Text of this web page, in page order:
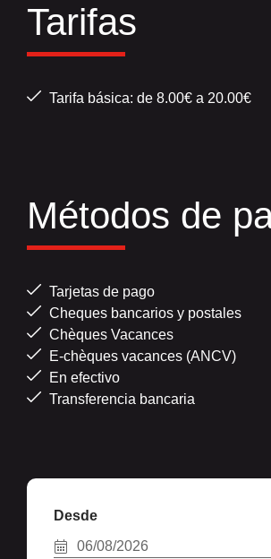
Tarifas
Tarifa básica: de 8.00€ a 20.00€
Métodos de
Tarjetas de pago
Cheques bancarios y postales
Chèques Vacances
E-chèques vacances (ANCV)
En efectivo
Transferencia bancaria
Desde
06/08/2026